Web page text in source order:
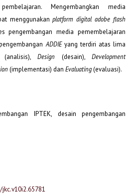
Mengembangkan media
menggunakanplatform digital adobe flash
pengembangan media pemembelajaran
ADDIE yang terdiri atas lima
(analisis), Design (desain), Development
(implementasi) dan Evaluating(evaluasi).
IPTEK, desain pengembangan